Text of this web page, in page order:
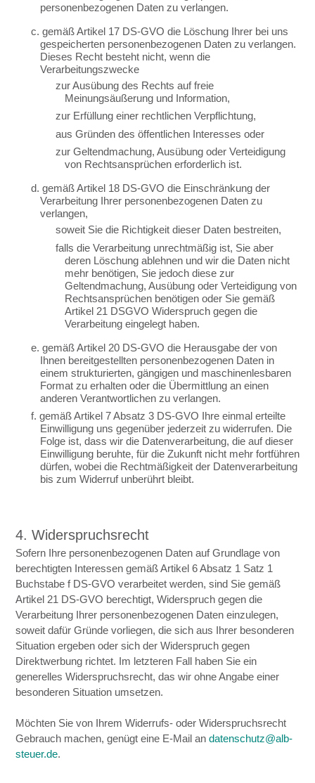
personenbezogenen Daten zu verlangen.
c. gemäß Artikel 17 DS-GVO die Löschung Ihrer bei uns
gespeicherten personenbezogenen Daten zu verlangen.
Dieses Recht besteht nicht, wenn die
Verarbeitungszwecke
zur Ausübung des Rechts auf freie
Meinungsäußerung und Information,
zur Erfüllung einer rechtlichen Verpflichtung,
aus Gründen des öffentlichen Interesses oder
zur Geltendmachung, Ausübung oder Verteidigung
von Rechtsansprüchen erforderlich ist.
d. gemäß Artikel 18 DS-GVO die Einschränkung der
Verarbeitung Ihrer personenbezogenen Daten zu
verlangen,
soweit Sie die Richtigkeit dieser Daten bestreiten,
falls die Verarbeitung unrechtmäßig ist, Sie aber
deren Löschung ablehnen und wir die Daten nicht
mehr benötigen, Sie jedoch diese zur
Geltendmachung, Ausübung oder Verteidigung von
Rechtsansprüchen benötigen oder Sie gemäß
Artikel 21 DSGVO Widerspruch gegen die
Verarbeitung eingelegt haben.
e. gemäß Artikel 20 DS-GVO die Herausgabe der von
Ihnen bereitgestellten personenbezogenen Daten in
einem strukturierten, gängigen und maschinenlesbaren
Format zu erhalten oder die Übermittlung an einen
anderen Verantwortlichen zu verlangen.
f. gemäß Artikel 7 Absatz 3 DS-GVO Ihre einmal erteilte
Einwilligung uns gegenüber jederzeit zu widerrufen. Die
Folge ist, dass wir die Datenverarbeitung, die auf dieser
Einwilligung beruhte, für die Zukunft nicht mehr fortführen
dürfen, wobei die Rechtmäßigkeit der Datenverarbeitung
bis zum Widerruf unberührt bleibt.
4. Widerspruchsrecht
Sofern Ihre personenbezogenen Daten auf Grundlage von
berechtigten Interessen gemäß Artikel 6 Absatz 1 Satz 1
Buchstabe f DS-GVO verarbeitet werden, sind Sie gemäß
Artikel 21 DS-GVO berechtigt, Widerspruch gegen die
Verarbeitung Ihrer personenbezogenen Daten einzulegen,
soweit dafür Gründe vorliegen, die sich aus Ihrer besonderen
Situation ergeben oder sich der Widerspruch gegen
Direktwerbung richtet. Im letzteren Fall haben Sie ein
generelles Widerspruchsrecht, das wir ohne Angabe einer
besonderen Situation umsetzen.
Möchten Sie von Ihrem Widerrufs- oder Widerspruchsrecht
Gebrauch machen, genügt eine E-Mail an datenschutz@alb-
steuer.de.